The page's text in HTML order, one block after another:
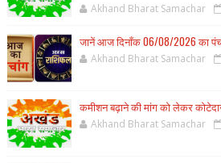
Akhand Bharat Samachar
जानें आज दिनाँक 06/08/2026 का
Akhand Bharat Samachar
कमीशन बढ़ाने की मांग को लेकर
Akhand Bharat Samachar